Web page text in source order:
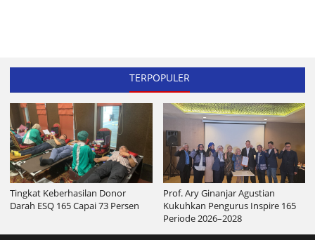
TERPOPULER
Tingkat Keberhasilan Donor
Darah ESQ 165 Capai 73 Persen
Prof. Ary Ginanjar Agustian
Kukuhkan Pengurus Inspire 165
Periode 2026–2028